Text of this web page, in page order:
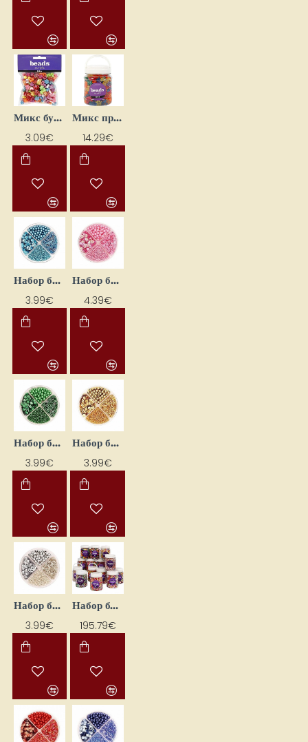
Микс бусин — тема принцесс (65 г)
3.09€
Микс прозрачных бусин — животные (700 мл)
14.29€
Набор бисера Mix - бирюзовый (30 г)
3.99€
Набор бисера Mix - розовый (30 г)
4.39€
Набор бисера Mix — зелёный (30 г)
3.99€
Набор бисера Mix — золотой цвет (30 г)
3.99€
Набор бисера Mix — серебристого цвета (30 г)
3.99€
Набор бусин (16 x 700 мл)
195.79€